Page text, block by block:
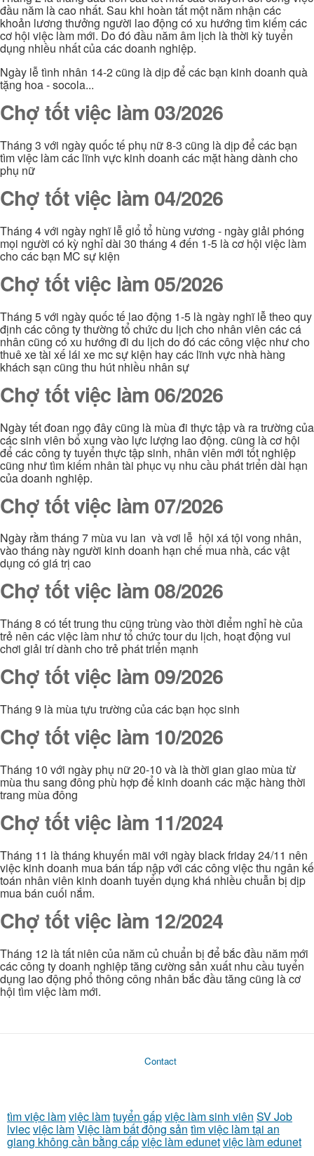
đầu năm là cao nhất. Sau khi hoàn tất một năm nhận các
khoản lương thưởng người lao động có xu hướng tìm kiếm các
cơ hội việc làm mới. Do đó đầu năm âm lịch là thời kỳ tuyển
dụng nhiều nhất của các doanh nghiệp.
Ngày lễ tình nhân 14-2 cũng là dịp để các bạn kinh doanh quà
tặng hoa - socola...
Chợ tốt việc làm 03/2026
Tháng 3 với ngày quốc tế phụ nữ 8-3 cũng là dịp để các bạn
tìm việc làm các lĩnh vực kinh doanh các mặt hàng dành cho
phụ nữ
Chợ tốt việc làm 04/2026
Tháng 4 với ngày nghĩ lễ giổ tổ hùng vương - ngày giải phóng
mọi người có kỳ nghỉ dài 30 tháng 4 đến 1-5 là cơ hội việc làm
cho các bạn MC sự kiện
Chợ tốt việc làm 05/2026
Tháng 5 với ngày quốc tế lao động 1-5 là ngày nghĩ lễ theo quy
định các công ty thường tổ chức du lịch cho nhân viên các cá
nhân cũng có xu hướng đi du lịch do đó các công việc như cho
thuê xe tài xế lái xe mc sự kiện hay các lĩnh vực nhà hàng
khách sạn cũng thu hút nhiều nhân sự
Chợ tốt việc làm 06/2026
Ngày tết đoan ngọ đây cũng là mùa đi thực tập và ra trường của
các sinh viên bổ xung vào lực lượng lao động. cũng là cơ hội
để các công ty tuyển thực tập sinh, nhân viên mới tốt nghiệp
cũng như tìm kiếm nhân tài phục vụ nhu cầu phát triển dài hạn
của doanh nghiệp.
Chợ tốt việc làm 07/2026
Ngày rằm tháng 7 mùa vu lan và vơi lễ hội xá tội vong nhân,
vào tháng này người kinh doanh hạn chế mua nhà, các vật
dụng có giá trị cao
Chợ tốt việc làm 08/2026
Tháng 8 có tết trung thu cũng trùng vào thời điểm nghỉ hè của
trẻ nên các việc làm như tổ chức tour du lịch, hoạt động vui
chơi giải trí dành cho trẻ phát triển mạnh
Chợ tốt việc làm 09/2026
Tháng 9 là mùa tựu trường của các bạn học sinh
Chợ tốt việc làm 10/2026
Tháng 10 với ngày phụ nữ 20-10 và là thời gian giao mùa từ
mùa thu sang đông phù hợp để kinh doanh các mặc hàng thời
trang mùa đông
Chợ tốt việc làm 11/2024
Tháng 11 là tháng khuyến mãi với ngày black friday 24/11 nên
việc kinh doanh mua bán tấp nập với các công việc thu ngân kế
toán nhân viên kinh doanh tuyển dụng khá nhiều chuẫn bị dịp
mua bán cuối nắm.
Chợ tốt việc làm 12/2024
Tháng 12 là tất niên của năm củ chuẩn bị để bắc đầu năm mới
các công ty doanh nghiệp tăng cường sản xuất nhu cầu tuyển
dụng lao động phổ thông công nhân bắc đầu tăng cũng là cơ
hội tìm việc làm mới.
Contact
tìm việc làmviệc làmtuyển gấpviệc làm sinh viên SV Job
lviecviệc làmViệc làm bất động sản tìm việc làm tại an
giang không cần bằng cấpviệc làm edunetviệc làm edunet